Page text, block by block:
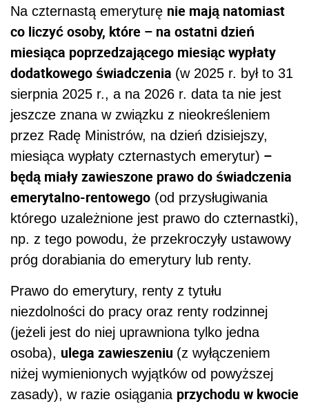
Na czternastą emeryturę nie mają natomiast
co liczyć osoby, które – na ostatni dzień
miesiąca poprzedzającego miesiąc wypłaty
dodatkowego świadczenia (w 2025 r. był to 31
sierpnia 2025 r., a na 2026 r. data ta nie jest
jeszcze znana w związku z nieokreśleniem
przez Radę Ministrów, na dzień dzisiejszy,
miesiąca wypłaty czternastych emerytur) –
będą miały zawieszone prawo do świadczenia
emerytalno-rentowego (od przysługiwania
którego uzależnione jest prawo do czternastki),
np. z tego powodu, że przekroczyły ustawowy
próg dorabiania do emerytury lub renty.
Prawo do emerytury, renty z tytułu
niezdolności do pracy oraz renty rodzinnej
(jeżeli jest do niej uprawniona tylko jedna
osoba), ulega zawieszeniu (z wyłączeniem
niżej wymienionych wyjątków od powyższej
zasady), w razie osiągania przychodu w kwocie